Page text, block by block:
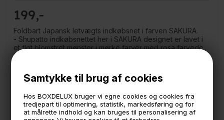
Samtykke til brug af cookies
Hos BOXDELUX bruger vi egne cookies og cookies fra
tredjepart til optimering, statistik, markedsføring og for
at målrette indhold og kan bruges til personalisering af
199
Foldbart Japansk letvægts indkøbsnet i farven SAKURA.
- Shupatto indkøbsnettet her i SAKURA designet er lavet i
et flot blomstret mønster i mørke farver med rosa farvede
krisebærblomster på.
Når du lægger ting i nettet strammes hankene til og nettet
lukkes til.
den fylder og vejer ingenting. Så har du altid en
indkøbspose ved hånden.